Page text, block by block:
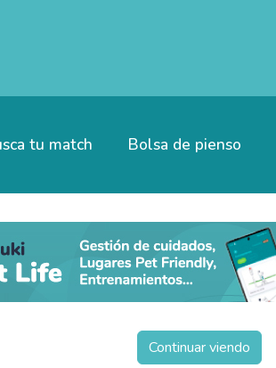
tu match Bolsa de pienso
Continuar viendo